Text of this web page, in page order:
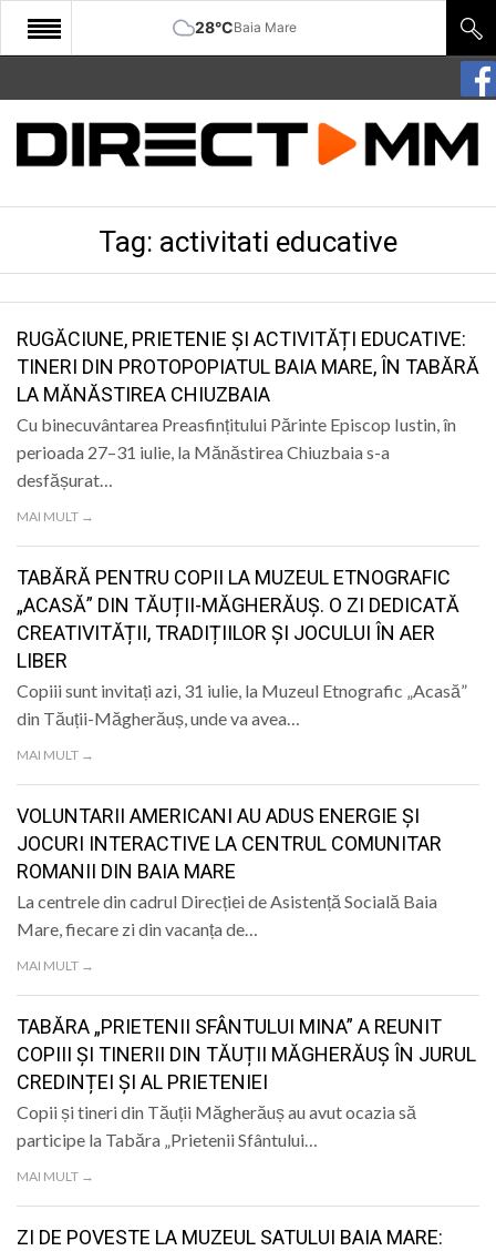
28°CBaia Mare
START
COMUNITATE
CULTURA
SANATATE
SPORT
SPECIAL
LIFE
Tag: activitati educative
RUGĂCIUNE, PRIETENIE ȘI ACTIVITĂȚI EDUCATIVE:
TINERI DIN PROTOPOPIATUL BAIA MARE, ÎN TABĂRĂ
LA MĂNĂSTIREA CHIUZBAIA
Cu binecuvântarea Preasfințitului Părinte Episcop Iustin, în
perioada 27–31 iulie, la Mănăstirea Chiuzbaia s-a
desfășurat…
MAI MULT →
TABĂRĂ PENTRU COPII LA MUZEUL ETNOGRAFIC
„ACASĂ” DIN TĂUȚII-MĂGHERĂUȘ. O ZI DEDICATĂ
CREATIVITĂȚII, TRADIȚIILOR ȘI JOCULUI ÎN AER
LIBER
Copiii sunt invitați azi, 31 iulie, la Muzeul Etnografic „Acasă”
din Tăuții-Măgherăuș, unde va avea…
MAI MULT →
VOLUNTARII AMERICANI AU ADUS ENERGIE ȘI
JOCURI INTERACTIVE LA CENTRUL COMUNITAR
ROMANII DIN BAIA MARE
La centrele din cadrul Direcției de Asistență Socială Baia
Mare, fiecare zi din vacanța de…
MAI MULT →
TABĂRA „PRIETENII SFÂNTULUI MINA” A REUNIT
COPIII ȘI TINERII DIN TĂUȚII MĂGHERĂUȘ ÎN JURUL
CREDINȚEI ȘI AL PRIETENIEI
Copii și tineri din Tăuții Măgherăuș au avut ocazia să
participe la Tabăra „Prietenii Sfântului…
MAI MULT →
ZI DE POVESTE LA MUZEUL SATULUI BAIA MARE: